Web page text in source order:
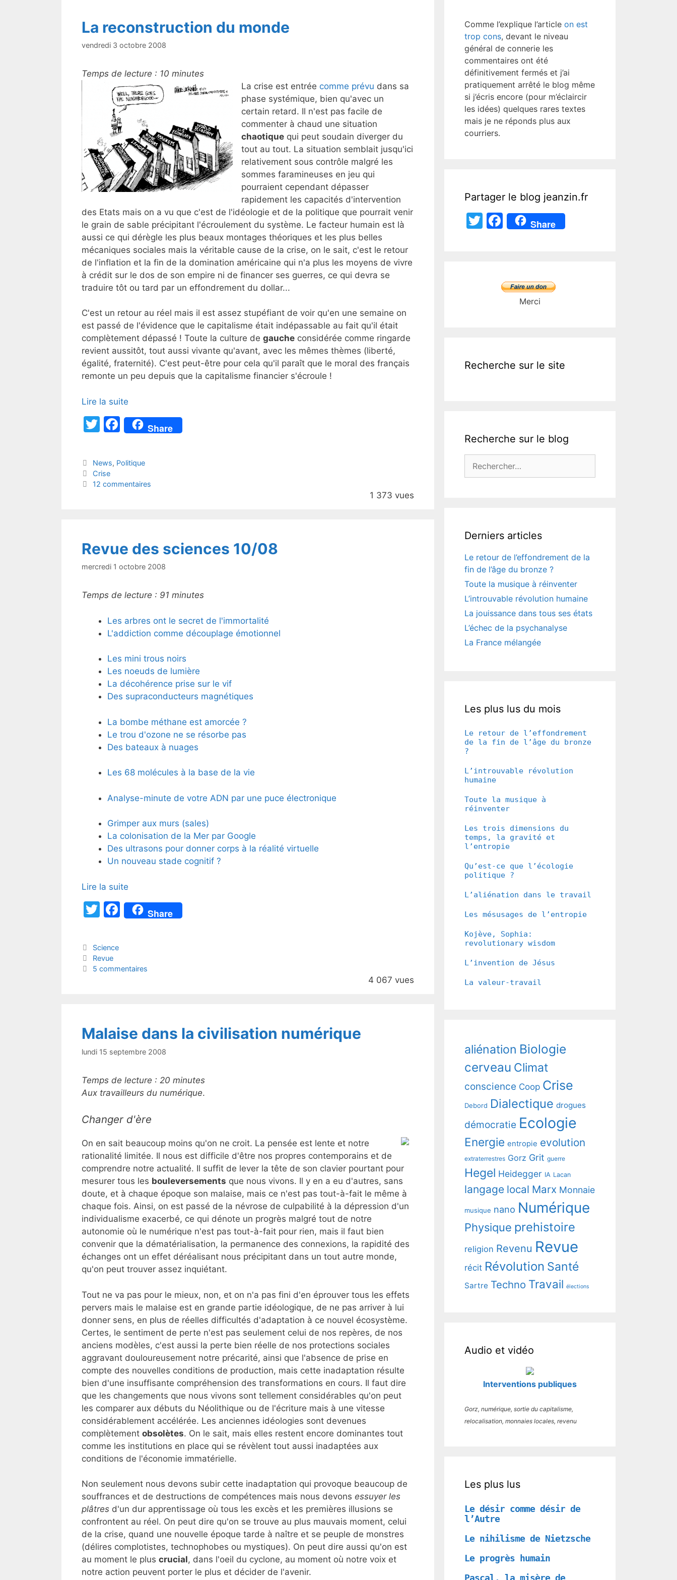
La reconstruction du monde
vendredi 3 octobre 2008
Temps de lecture : 10 minutes
La crise est entrée comme prévu dans sa
phase systémique, bien qu'avec un
certain retard. Il n'est pas facile de
commenter à chaud une situation
chaotique qui peut soudain diverger du
tout au tout. La situation semblait jusqu'ici
relativement sous contrôle malgré les
sommes faramineuses en jeu qui
pourraient cependant dépasser
rapidement les capacités d'intervention
des Etats mais on a vu que c'est de l'idéologie et de la politique que pourrait venir
le grain de sable précipitant l'écroulement du système. Le facteur humain est là
aussi ce qui dérègle les plus beaux montages théoriques et les plus belles
mécaniques sociales mais la véritable cause de la crise, on le sait, c'est le retour
de l'inflation et la fin de la domination américaine qui n'a plus les moyens de vivre
à crédit sur le dos de son empire ni de financer ses guerres, ce qui devra se
traduire tôt ou tard par un effondrement du dollar...
C'est un retour au réel mais il est assez stupéfiant de voir qu'en une semaine on
est passé de l'évidence que le capitalisme était indépassable au fait qu'il était
complètement dépassé ! Toute la culture de gauche considérée comme ringarde
revient aussitôt, tout aussi vivante qu'avant, avec les mêmes thèmes (liberté,
égalité, fraternité). C'est peut-être pour cela qu'il paraît que le moral des français
remonte un peu depuis que la capitalisme financier s'écroule !
Lire la suite
T
itt
er
F
a
c
e
b
Share
Catégories
News, Politique
Étiquettes
Crise
12 commentaires
1 373 vues
Revue des sciences 10/08
mercredi 1 octobre 2008
Temps de lecture : 91 minutes
Les arbres ont le secret de l'immortalité
L'addiction comme découplage émotionnel
Les mini trous noirs
Les noeuds de lumière
La décohérence prise sur le vif
Des supraconducteurs magnétiques
La bombe méthane est amorcée ?
Le trou d'ozone ne se résorbe pas
Des bateaux à nuages
Les 68 molécules à la base de la vie
Analyse-minute de votre ADN par une puce électronique
Grimper aux murs (sales)
La colonisation de la Mer par Google
Des ultrasons pour donner corps à la réalité virtuelle
Un nouveau stade cognitif ?
Lire la suite
T
itt
er
F
a
b
Share
Catégories
Science
Étiquettes
Revue
5 commentaires
4 067 vues
Malaise dans la civilisation numérique
lundi 15 septembre 2008
Temps de lecture : 20 minutes
Aux travailleurs du numérique.
Changer d'ère
On en sait beaucoup moins qu'on ne croit. La pensée est lente et notre
rationalité limitée. Il nous est difficile d'être nos propres contemporains et de
comprendre notre actualité. Il suffit de lever la tête de son clavier pourtant pour
mesurer tous les bouleversements que nous vivons. Il y en a eu d'autres, sans
doute, et à chaque époque son malaise, mais ce n'est pas tout-à-fait le même à
chaque fois. Ainsi, on est passé de la névrose de culpabilité à la dépression d'un
individualisme exacerbé, ce qui dénote un progrès malgré tout de notre
autonomie où le numérique n'est pas tout-à-fait pour rien, mais il faut bien
convenir que la dématérialisation, la permanence des connexions, la rapidité des
échanges ont un effet déréalisant nous précipitant dans un tout autre monde,
qu'on peut trouver assez inquiétant.
Tout ne va pas pour le mieux, non, et on n'a pas fini d'en éprouver tous les effets
pervers mais le malaise est en grande partie idéologique, de ne pas arriver à lui
donner sens, en plus de réelles difficultés d'adaptation à ce nouvel écosystème.
Certes, le sentiment de perte n'est pas seulement celui de nos repères, de nos
anciens modèles, c'est aussi la perte bien réelle de nos protections sociales
aggravant douloureusement notre précarité, ainsi que l'absence de prise en
compte des nouvelles conditions de production, mais cette inadaptation résulte
bien d'une insuffisante compréhension des transformations en cours. Il faut dire
que les changements que nous vivons sont tellement considérables qu'on peut
les comparer aux débuts du Néolithique ou de l'écriture mais à une vitesse
considérablement accélérée. Les anciennes idéologies sont devenues
complètement obsolètes. On le sait, mais elles restent encore dominantes tout
comme les institutions en place qui se révèlent tout aussi inadaptées aux
conditions de l'économie immatérielle.
Non seulement nous devons subir cette inadaptation qui provoque beaucoup de
souffrances et de destructions de compétences mais nous devons essuyer les
plâtres d'un dur apprentissage où tous les excès et les premières illusions se
confrontent au réel. On peut dire qu'on se trouve au plus mauvais moment, celui
de la crise, quand une nouvelle époque tarde à naître et se peuple de monstres
(délires complotistes, technophobes ou mystiques). On peut dire aussi qu'on est
au moment le plus crucial, dans l'oeil du cyclone, au moment où notre voix et
notre action peuvent porter le plus et décider de l'avenir.
Comme l’explique l’article on est
trop cons, devant le niveau
général de connerie les
commentaires ont été
définitivement fermés et j’ai
pratiquement arrêté le blog même
si j’écris encore (pour m’éclaircir
les idées) quelques rares textes
mais je ne réponds plus aux
courriers.
Partager le blog jeanzin.fr
T
F
b
Share
Merci
Recherche sur le site
Recherche sur le blog
Derniers articles
Le retour de l’effondrement de la
fin de l’âge du bronze ?
Toute la musique à réinventer
L’introuvable révolution humaine
La jouissance dans tous ses états
L’échec de la psychanalyse
La France mélangée
Les plus lus du mois
Le retour de l’effondrement
de la fin de l’âge du bronze
?
L’introuvable révolution
humaine
Toute la musique à
réinventer
Les trois dimensions du
temps, la gravité et
l’entropie
Qu’est-ce que l’écologie
politique ?
L’aliénation dans le travail
Les mésusages de l’entropie
Kojève, Sophia:
revolutionary wisdom
L’invention de Jésus
La valeur-travail
aliénation Biologie
cerveau Climat
conscience Coop Crise
Debord Dialectique drogues
démocratie Ecologie
Energie entropie evolution
extraterrestres Gorz Grit guerre
Hegel Heidegger IA Lacan
langage local Marx Monnaie
musique nano Numérique
Physique prehistoire
religion Revenu Revue
récit Révolution Santé
Sartre Techno Travail élections
Audio et vidéo
Interventions publiques
Gorz, numérique, sortie du capitalisme,
relocalisation, monnaies locales, revenu
Les plus lus
Le désir comme désir de
l’Autre
Le nihilisme de Nietzsche
Le progrès humain